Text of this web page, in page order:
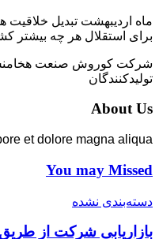
ماه اردیبهشت تبدیل خلاقیت
برای استقلال هر چه بیشتر
شرکت کوروش صنعت هخامنش
تولیدکنندگان
About Us
et dolore magna aliqua.
You may Missed
دسته‌بندی نشده
بازاریابی شرکت از